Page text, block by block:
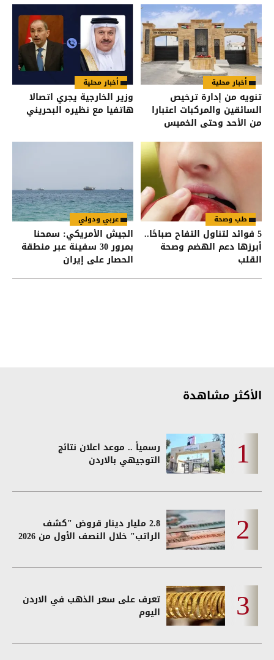
أخبار محلية
تنويه من إدارة ترخيص
السائقين والمركبات اعتبارا
من الأحد وحتى الخميس
أخبار محلية
وزير الخارجية يجري اتصالا
هاتفيا مع نظيره البحريني
طب وصحة
5 فوائد لتناول التفاح صباحًا..
أبرزها دعم الهضم وصحة
القلب
عربي ودولي
الجيش الأمريكي: سمحنا
بمرور 30 سفينة عبر منطقة
الحصار على إيران
الأكثر مشاهدة
رسمياً .. موعد اعلان نتائج
التوجيهي بالاردن
2.8 مليار دينار قروض "كشف
الراتب" خلال النصف الأول من 2026
تعرف على سعر الذهب في الاردن
اليوم